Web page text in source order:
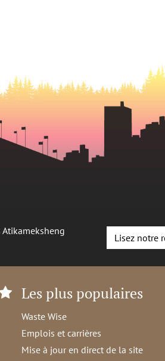
Lisez notre
Les plus populaires
Waste Wise
Emplois et carrières
Mise à jour en direct de la site